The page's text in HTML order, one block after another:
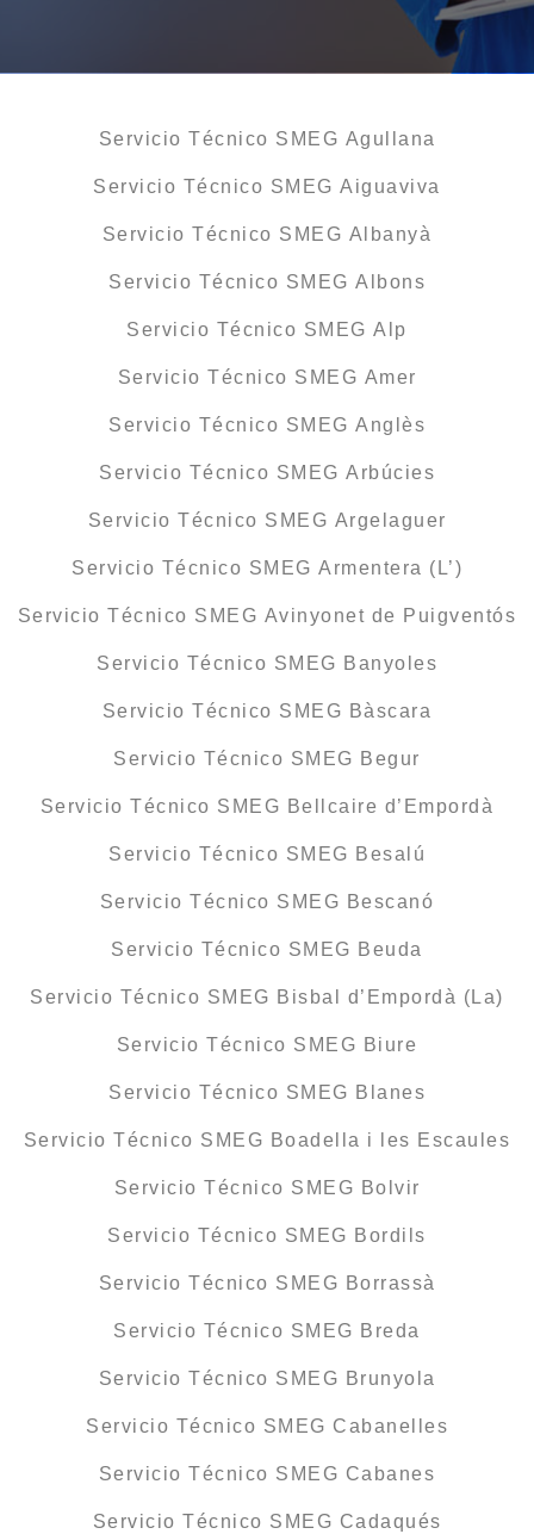
Servicio Técnico SMEG Agullana
Servicio Técnico SMEG Aiguaviva
Servicio Técnico SMEG Albanyà
Servicio Técnico SMEG Albons
Servicio Técnico SMEG Alp
Servicio Técnico SMEG Amer
Servicio Técnico SMEG Anglès
Servicio Técnico SMEG Arbúcies
Servicio Técnico SMEG Argelaguer
Servicio Técnico SMEG Armentera (L’)
Servicio Técnico SMEG Avinyonet de Puigventós
Servicio Técnico SMEG Banyoles
Servicio Técnico SMEG Bàscara
Servicio Técnico SMEG Begur
Servicio Técnico SMEG Bellcaire d’Empordà
Servicio Técnico SMEG Besalú
Servicio Técnico SMEG Bescanó
Servicio Técnico SMEG Beuda
Servicio Técnico SMEG Bisbal d’Empordà (La)
Servicio Técnico SMEG Biure
Servicio Técnico SMEG Blanes
Servicio Técnico SMEG Boadella i les Escaules
Servicio Técnico SMEG Bolvir
Servicio Técnico SMEG Bordils
Servicio Técnico SMEG Borrassà
Servicio Técnico SMEG Breda
Servicio Técnico SMEG Brunyola
Servicio Técnico SMEG Cabanelles
Servicio Técnico SMEG Cabanes
Servicio Técnico SMEG Cadaqués